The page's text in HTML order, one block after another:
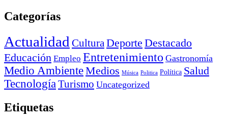
Categorías
Actualidad CulturaDeporte Destacado
Educación Empleo Entretenimiento Gastronomía
Medio AmbienteMedios Música Politica Política Salud
TecnologíaTurismo Uncategorized
Etiquetas